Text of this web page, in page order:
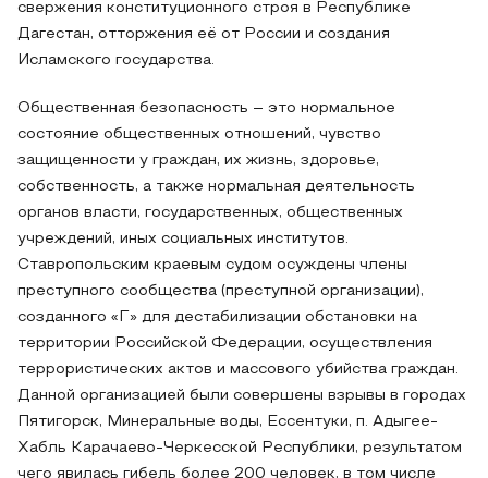
свержения конституционного строя в Республике
Дагестан, отторжения её от России и создания
Исламского государства.
Общественная безопасность – это нормальное
состояние общественных отношений, чувство
защищенности у граждан, их жизнь, здоровье,
собственность, а также нормальная деятельность
органов власти, государственных, общественных
учреждений, иных социальных институтов.
Ставропольским краевым судом осуждены члены
преступного сообщества (преступной организации),
созданного «Г» для дестабилизации обстановки на
территории Российской Федерации, осуществления
террористических актов и массового убийства граждан.
Данной организацией были совершены взрывы в городах
Пятигорск, Минеральные воды, Ессентуки, п. Адыгее-
Хабль Карачаево-Черкесской Республики, результатом
чего явилась гибель более 200 человек, в том числе